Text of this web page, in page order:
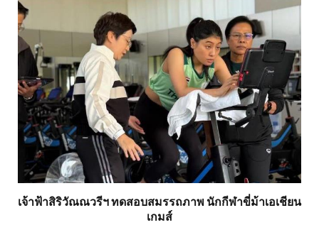
เจ้าฟ้าสิริวัณณวรีฯ ทดสอบสมรรถภาพ นักกีฬาขี่ม้าเอเชียน
เกมส์